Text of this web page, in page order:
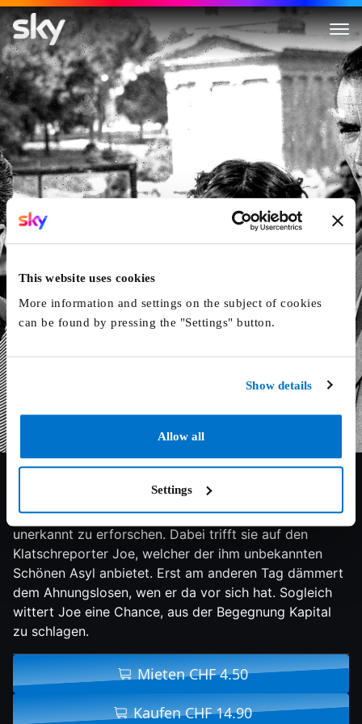
This website uses cookies
More information and settings on the subject of cookies
can be found by pressing the "Settings" button.
Show details
Allow all
Settings
Ein Herz Und Eine Krone
Prinzessin Anne hat genug von der Etikette. Während
einer Visite in Rom stielt sie sich davon, um die Stadt
unerkannt zu erforschen. Dabei trifft sie auf den
Klatschreporter Joe, welcher der ihm unbekannten
Schönen Asyl anbietet. Erst am anderen Tag dämmert
dem Ahnungslosen, wen er da vor sich hat. Sogleich
wittert Joe eine Chance, aus der Begegnung Kapital
zu schlagen.
Mieten CHF 4.50
Kaufen CHF 14.90